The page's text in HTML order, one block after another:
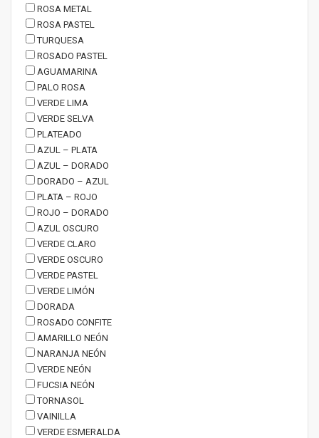
ROSA METAL
ROSA PASTEL
TURQUESA
ROSADO PASTEL
AGUAMARINA
PALO ROSA
VERDE LIMA
VERDE SELVA
PLATEADO
AZUL – PLATA
AZUL – DORADO
DORADO – AZUL
PLATA – ROJO
ROJO – DORADO
AZUL OSCURO
VERDE CLARO
VERDE OSCURO
VERDE PASTEL
VERDE LIMÓN
DORADA
ROSADO CONFITE
AMARILLO NEÓN
NARANJA NEÓN
VERDE NEÓN
FUCSIA NEÓN
TORNASOL
VAINILLA
VERDE ESMERALDA